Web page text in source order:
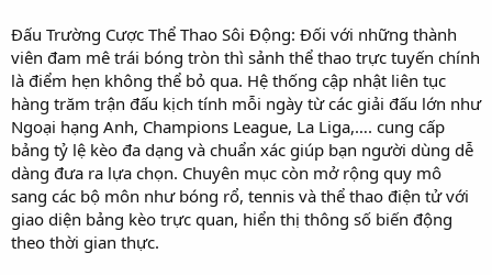
Đấu Trường Cược Thể Thao Sôi Động: Đối với những thành
viên đam mê trái bóng tròn thì sảnh thể thao trực tuyến chính
là điểm hẹn không thể bỏ qua. Hệ thống cập nhật liên tục
hàng trăm trận đấu kịch tính mỗi ngày từ các giải đấu lớn như
Ngoại hạng Anh, Champions League, La Liga,…. cung cấp
bảng tỷ lệ kèo đa dạng và chuẩn xác giúp bạn người dùng dễ
dàng đưa ra lựa chọn. Chuyên mục còn mở rộng quy mô
sang các bộ môn như bóng rổ, tennis và thể thao điện tử với
giao diện bảng kèo trực quan, hiển thị thông số biến động
theo thời gian thực.